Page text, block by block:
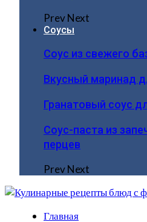
PrevNext
Соусы
Соус из свежего
Вкусный маринад
Гранатовый соус
Соус-паста из
перцев
PrevNext
Главная